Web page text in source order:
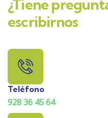
¿Tiene
escribirnos
Teléfono
928 36 45 64